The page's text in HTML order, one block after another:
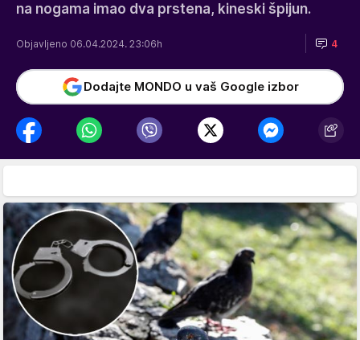
na nogama imao dva prstena, kineski špijun.
Objavljeno 06.04.2024. 23:06h 4
Dodajte MONDO u vaš Google izbor